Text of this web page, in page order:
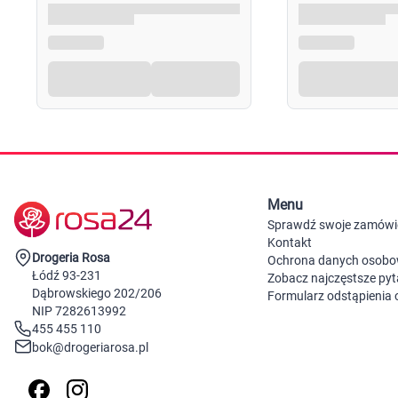
Drogeria Rosa
Łódź 93-231
Dąbrowskiego 202/206
NIP 7282613992
455 455 110
bok@drogeriarosa.pl
Menu
Sprawdź swoje
Kontakt
Ochrona danych
Zobacz najczęstsze
Formularz odstąpienia